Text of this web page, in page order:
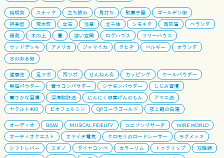
純喫茶 スナック 立ち飲み 角打ち 駄菓子屋
ゴールデン街
神楽坂
荒木町 立石 浅草 北千住 シモキタ 西荻窪
ベランダ
縁側
木の上 畳 狭い空間 ログハウス
ツリーハウス
ウッドデッキ
アメリカ ジャマイカ タヒチ ベルギー
オランダ
水のある街
健康法 足ツボ 耳ツボ せんねん灸 カッピング
ケールパウダー
熊笹パウダー
春ウコンパウダー シナモンパウダー
しじみ習慣
青さかな習慣
深海鮫肝油 にんにく卵黄げんのもん
アマニ油
ヤクルト400
ビオフェルミン QPコーワゴールド 夜と朝の白湯
オーディオ B&W MUSICAL FIDELITY ユニゾンリサーチ
WIRE WORLD
オーディオクエスト
オヤイデ電気 クロモリのロードレーサー
ラグメッキ
シフトレバー
スギノ ダイヤコンペ カラーリム トゥクリップ
双眼鏡